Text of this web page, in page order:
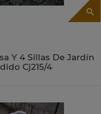
Y 4 Sillas De Jardín
Cj215/4